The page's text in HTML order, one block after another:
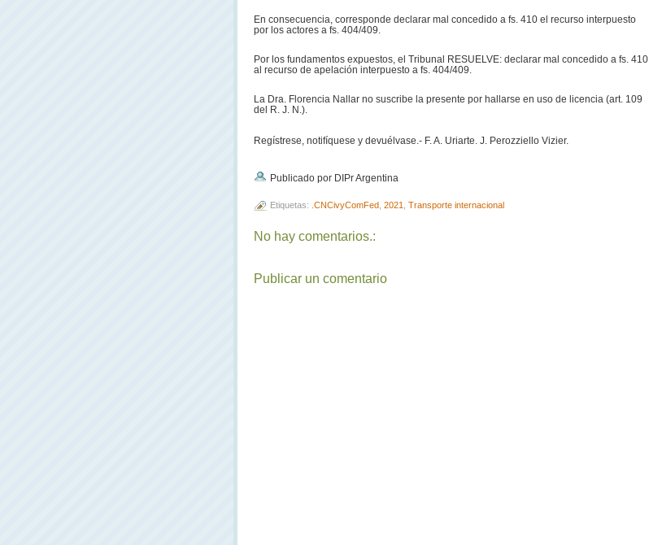
En consecuencia, corresponde declarar mal concedido a fs. 410 el recurso interpuesto
por los actores a fs. 404/409.
Por los fundamentos expuestos, el Tribunal RESUELVE: declarar mal concedido a fs. 410
al recurso de apelación interpuesto a fs. 404/409.
La Dra. Florencia Nallar no suscribe la presente por hallarse en uso de licencia (art. 109
del R. J. N.).
Regístrese, notifíquese y devuélvase.- F. A. Uriarte. J. Perozziello Vizier.
Publicado por DIPr Argentina
Etiquetas: .CNCivyComFed 2021 Transporte internacional
No hay comentarios.:
Publicar un comentario